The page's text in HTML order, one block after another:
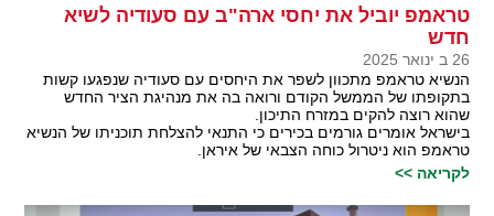
טראמפ יוביל את יחסי ארה"ב עם סעודיה לשיא
חדש
26 ב ינואר 2025
הנשיא טראמפ מתכוון לשפר את היחסים עם סעודיה שנפגעו קשות
בתקופתו של הממשל הקודם ורואה בה את מנהיגת הציר החדש
שהוא רוצה להקים במזרח התיכון.
בישראל אומרים גורמים בכירים כי התנאי להצלחת תוכניתו של הנשיא
טראמפ הוא ניטרול כוחה הצבאי של איראן.
לקריאה >>